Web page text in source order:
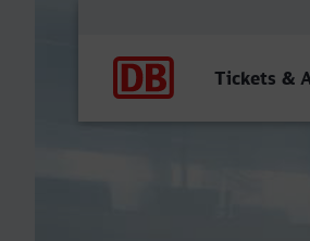
Tickets &
Villingen